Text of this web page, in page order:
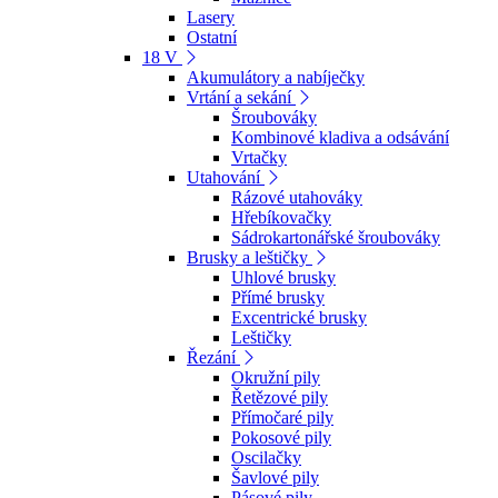
Lasery
Ostatní
18 V
Akumulátory a nabíječky
Vrtání a sekání
Šroubováky
Kombinové kladiva a odsávání
Vrtačky
Utahování
Rázové utahováky
Hřebíkovačky
Sádrokartonářské šroubováky
Brusky a leštičky
Uhlové brusky
Přímé brusky
Excentrické brusky
Leštičky
Řezání
Okružní pily
Řetězové pily
Přímočaré pily
Pokosové pily
Oscilačky
Šavlové pily